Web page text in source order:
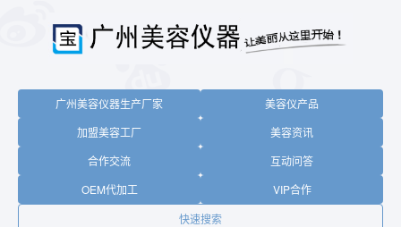
广州美容仪器生产厂家
美容仪产品
加盟美容工厂
美容资讯
合作交流
互动问答
OEM代加工
VIP合作
快速搜索